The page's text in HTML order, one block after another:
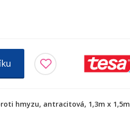
hmyzu, antracitová, 1,3m x 1,5m